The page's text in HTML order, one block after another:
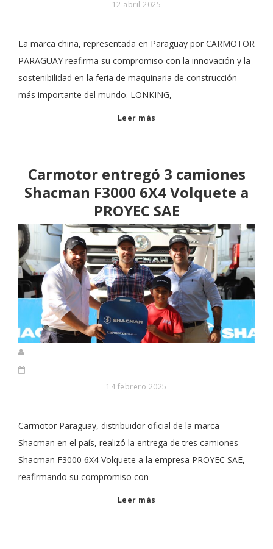
12 abril 2025
La marca china, representada en Paraguay por CARMOTOR
PARAGUAY reafirma su compromiso con la innovación y la
sostenibilidad en la feria de maquinaria de construcción
más importante del mundo. LONKING,
Leer más
Carmotor entregó 3 camiones
Shacman F3000 6X4 Volquete a
PROYEC SAE
14 febrero 2025
Carmotor Paraguay, distribuidor oficial de la marca
Shacman en el país, realizó la entrega de tres camiones
Shacman F3000 6X4 Volquete a la empresa PROYEC SAE,
reafirmando su compromiso con
Leer más